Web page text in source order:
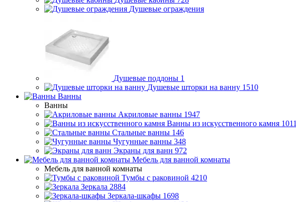
Душевые ограждения
Душевые поддоны 1
Душевые шторки на ванну 1510
Ванны
Ванны
Акриловые ванны 1947
Ванны из искусственного камня 1011
Стальные ванны 146
Чугунные ванны 348
Экраны для ванн 972
Мебель для ванной комнаты
Мебель для ванной комнаты
Тумбы с раковиной 4210
Зеркала 2884
Зеркала-шкафы 1698